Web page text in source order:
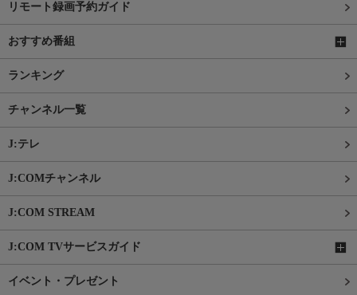
リモート録画予約ガイド
おすすめ番組
ランキング
チャンネル一覧
J:テレ
J:COMチャンネル
J:COM STREAM
J:COM TVサービスガイド
イベント・プレゼント